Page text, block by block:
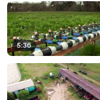
5:36